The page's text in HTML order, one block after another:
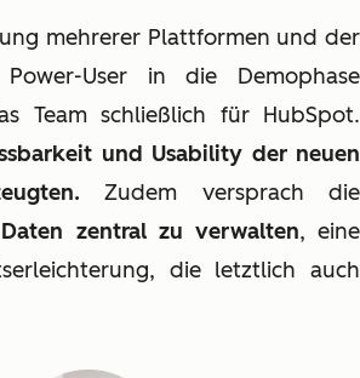
mehrerer Plattformen und der
User in die Demophase
Team schließlich für HubSpot.
und Usability der neuen
Zudem versprach die
zentral zu verwalten, eine
die letztlich auch